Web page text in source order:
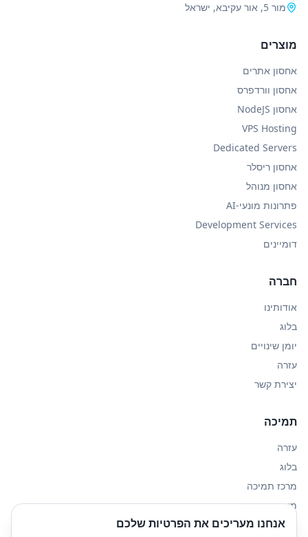
מור 5, אור עקיבא, ישראל
מוצרים
אחסון אתרים
אחסון וורדפרס
אחסון NodeJS
VPS Hosting
Dedicated Servers
אחסון ריסלר
אחסון מנוהל
פתרונות מונעי‑AI
Development Services
דומיינים
חברה
אודותינו
בלוג
יומן שינויים
עזרה
יצירת קשר
תמיכה
עזרה
בלוג
מרכז תמיכה
מצב שירותים
אנחנו מעריכים את הפרטיות שלכם